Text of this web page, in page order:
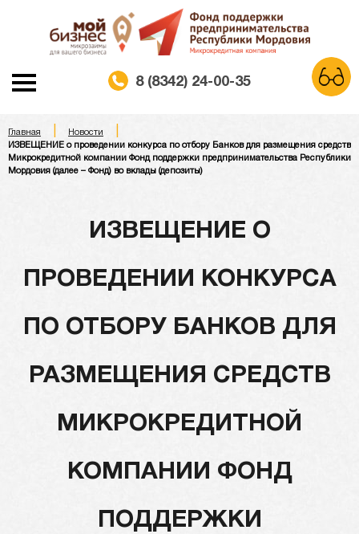
8 (8342) 24-00-35
Шрифт: A A A
Обычный сайт
Главная Новости
ИЗВЕЩЕНИЕ о проведении конкурса по отбору Банков для размещения средств
Микрокредитной компании Фонд поддержки предпринимательства Республики
Мордовия (далее – Фонд) во вклады (депозиты)
ИЗВЕЩЕНИЕ О
ПРОВЕДЕНИИ КОНКУРСА
ПО ОТБОРУ БАНКОВ ДЛЯ
РАЗМЕЩЕНИЯ СРЕДСТВ
МИКРОКРЕДИТНОЙ
КОМПАНИИ ФОНД
ПОДДЕРЖКИ